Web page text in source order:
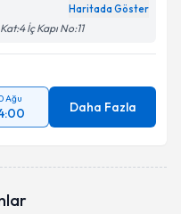
Haritada Göster
İç Kapı No:11
Ağu
Daha Fazla